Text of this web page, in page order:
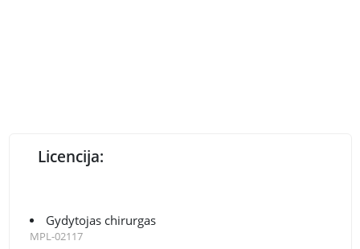
Licencija:
Gydytojas chirurgas
MPL-02117